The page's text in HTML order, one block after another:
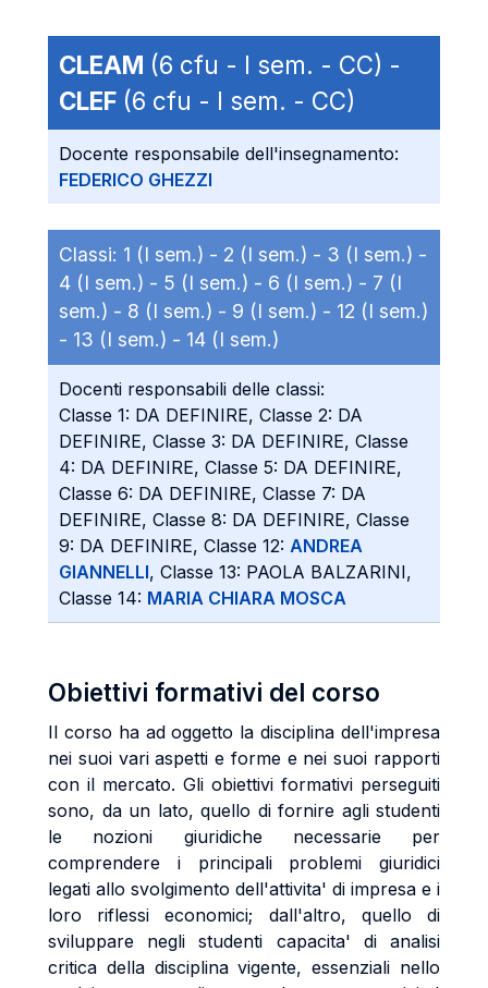
CLEAM (6 cfu - I sem. - CC) -
CLEF (6 cfu - I sem. - CC)
Docente responsabile dell'insegnamento:
FEDERICO GHEZZI
Classi: 1 (I sem.) - 2 (I sem.) - 3 (I sem.) -
4 (I sem.) - 5 (I sem.) - 6 (I sem.) - 7 (I
sem.) - 8 (I sem.) - 9 (I sem.) - 12 (I sem.)
- 13 (I sem.) - 14 (I sem.)
Docenti responsabili delle classi:
Classe 1: DA DEFINIRE, Classe 2: DA
DEFINIRE, Classe 3: DA DEFINIRE, Classe
4: DA DEFINIRE, Classe 5: DA DEFINIRE,
Classe 6: DA DEFINIRE, Classe 7: DA
DEFINIRE, Classe 8: DA DEFINIRE, Classe
9: DA DEFINIRE, Classe 12: ANDREA
GIANNELLI, Classe 13: PAOLA BALZARINI,
Classe 14: MARIA CHIARA MOSCA
Obiettivi formativi del corso
Il corso ha ad oggetto la disciplina dell'impresa
nei suoi vari aspetti e forme e nei suoi rapporti
con il mercato. Gli obiettivi formativi perseguiti
sono, da un lato, quello di fornire agli studenti
le nozioni giuridiche necessarie per
comprendere i principali problemi giuridici
legati allo svolgimento dell'attivita' di impresa e i
loro riflessi economici; dall'altro, quello di
sviluppare negli studenti capacita' di analisi
critica della disciplina vigente, essenziali nello